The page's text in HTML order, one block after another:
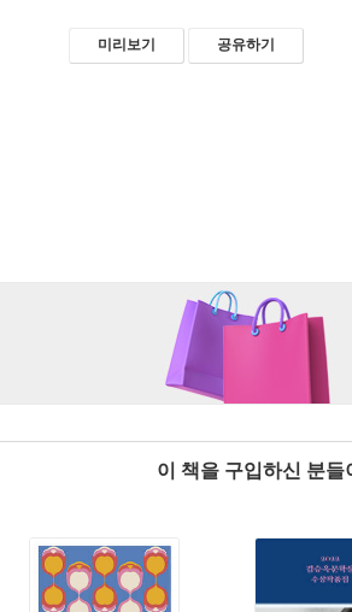
미리보기 공유하기
이 책을 구입하신 분